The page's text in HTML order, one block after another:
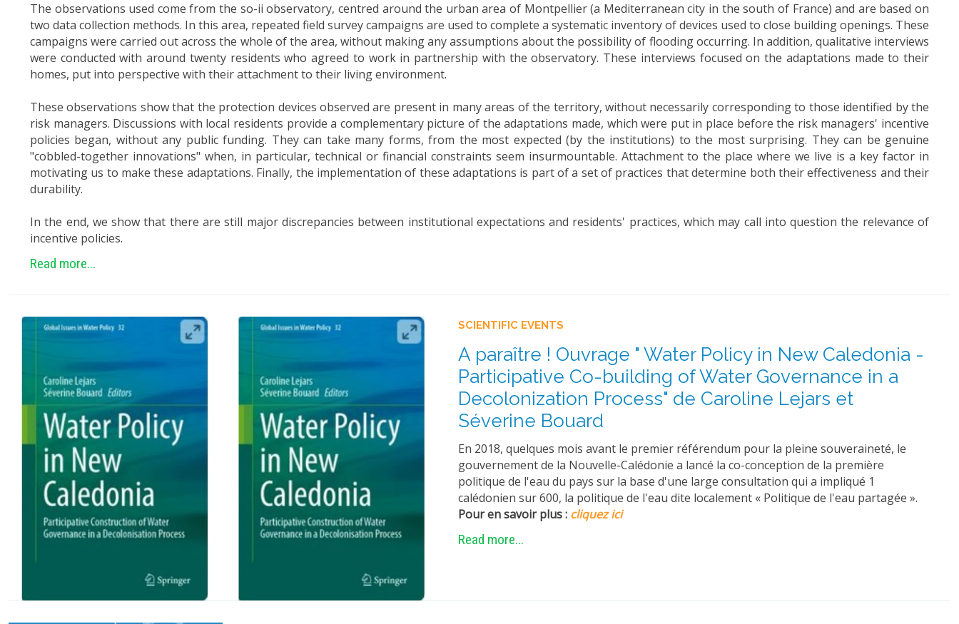
The observations used come from the so-ii observatory, centred around the urban area of Montpellier (a Mediterranean city in the south of France) and are based on
two data collection methods. In this area, repeated field survey campaigns are used to complete a systematic inventory of devices used to close building openings. These
campaigns were carried out across the whole of the area, without making any assumptions about the possibility of flooding occurring. In addition, qualitative interviews
were conducted with around twenty residents who agreed to work in partnership with the observatory. These interviews focused on the adaptations made to their
homes, put into perspective with their attachment to their living environment.
These observations show that the protection devices observed are present in many areas of the territory, without necessarily corresponding to those identified by the
risk managers. Discussions with local residents provide a complementary picture of the adaptations made, which were put in place before the risk managers' incentive
policies began, without any public funding. They can take many forms, from the most expected (by the institutions) to the most surprising. They can be genuine
"cobbled-together innovations" when, in particular, technical or financial constraints seem insurmountable. Attachment to the place where we live is a key factor in
motivating us to make these adaptations. Finally, the implementation of these adaptations is part of a set of practices that determine both their effectiveness and their
durability.
In the end, we show that there are still major discrepancies between institutional expectations and residents' practices, which may call into question the relevance of
incentive policies.
Read more...
SCIENTIFIC EVENTS
A paraître ! Ouvrage " Water Policy in New Caledonia -
Participative Co-building of Water Governance in a
Decolonization Process" de Caroline Lejars et
Séverine Bouard
En 2018, quelques mois avant le premier référendum pour la pleine souveraineté, le
gouvernement de la Nouvelle-Calédonie a lancé la co-conception de la première
politique de l'eau du pays sur la base d'une large consultation qui a impliqué 1
calédonien sur 600, la politique de l'eau dite localement « Politique de l'eau partagée ».
Pour en savoir plus : cliquez ici
Read more...